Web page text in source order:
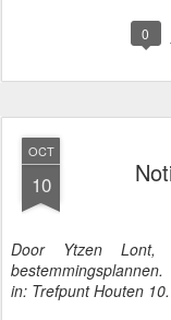
0
OCT
10
Door Ytzen Lont,
bestemmingsplannen.
in: Trefpunt Houten